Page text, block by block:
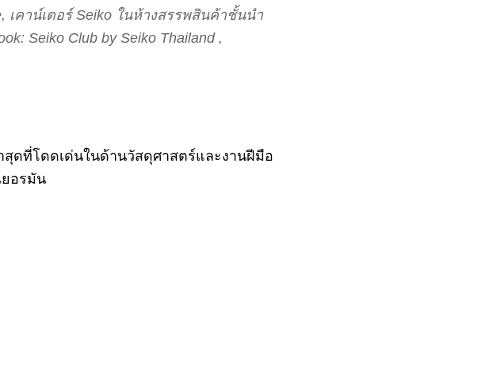
เคาน์เตอร์ Seiko ในห้างสรรพสินค้าชั้นนำ
Seiko Club by Seiko Thailand ,
าสุดที่โดดเด่นในด้านวัสดุศาสตร์และงานฝีมือ
ยอรมัน